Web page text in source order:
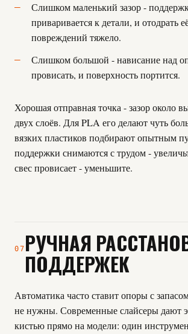
Слишком маленький зазор -
приваривается к детали, и отодрать
повреждений тяжело.
Слишком большой - нависание над
провисать, и поверхность портится.
Хорошая отправная точка - зазор около
двух слоёв. Для PLA его делают чуть
вязких пластиков подбирают опытным
поддержки снимаются с трудом -
свес провисает - уменьшите.
07 РУЧНАЯ
ПОДДЕРЖЕК
Автоматика часто ставит опоры с
не нужны. Современные слайсеры дают
кистью прямо на модели: один